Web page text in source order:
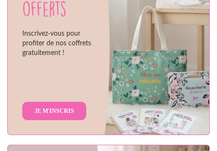
offerts
Inscrivez-vous pour
profiter de nos coffrets
gratuitement !
JE M'INSCRIS